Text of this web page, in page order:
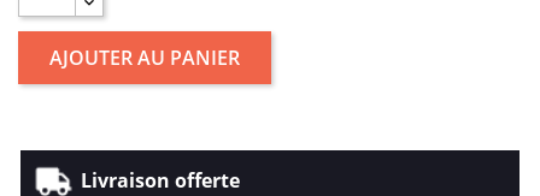
AJOUTER AU PANIER
Livraison offerte